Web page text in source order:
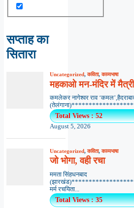
सप्ताह का
सितारा
Uncategorized,कविता,काव्यभाषा
महकाओ मन-मंदिर में मैत्री
कमलेकर नागेश्वर राव
Total Views : 52
August 5, 2026
Uncategorized,कविता,काव्यभाषा
जो भोगा, वही रचा
ममता सिंहधनबाद
मर्म रचयिता...
Total Views : 35